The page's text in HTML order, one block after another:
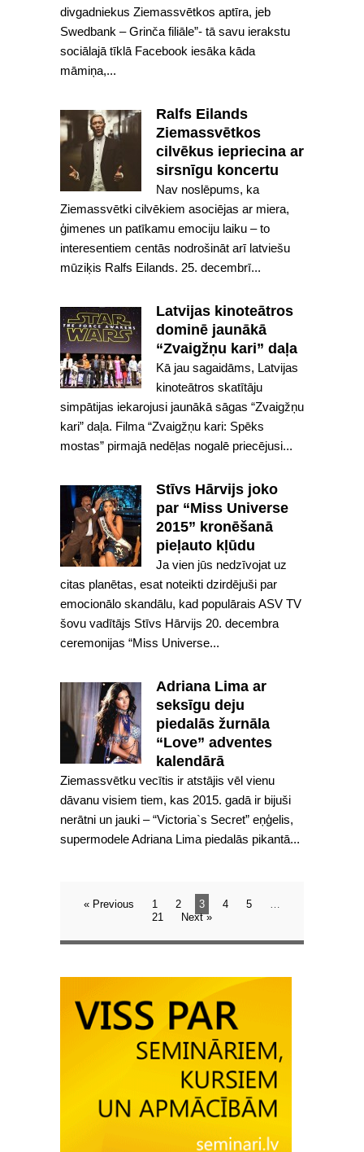
divgadniekus Ziemassvētkos aptīra, jeb
Swedbank – Grinča filiāle”- tā savu ierakstu
sociālajā tīklā Facebook iesāka kāda
māmiņa,...
Ralfs Eilands
Ziemassvētkos
cilvēkus iepriecina ar
sirsnīgu koncertu
Nav noslēpums, ka
Ziemassvētki cilvēkiem asociējas ar miera,
ģimenes un patīkamu emociju laiku – to
interesentiem centās nodrošināt arī latviešu
mūziķis Ralfs Eilands. 25. decembrī...
Latvijas kinoteātros
dominē jaunākā
“Zvaigžņu kari” daļa
Kā jau sagaidāms, Latvijas
kinoteātros skatītāju
simpātijas iekarojusi jaunākā sāgas “Zvaigžņu
kari” daļa. Filma “Zvaigžņu kari: Spēks
mostas” pirmajā nedēļas nogalē priecējusi...
Stīvs Hārvijs joko
par “Miss Universe
2015” kronēšanā
pieļauto kļūdu
Ja vien jūs nedzīvojat uz
citas planētas, esat noteikti dzirdējuši par
emocionālo skandālu, kad populārais ASV TV
šovu vadītājs Stīvs Hārvijs 20. decembra
ceremonijas “Miss Universe...
Adriana Lima ar
seksīgu deju
piedalās žurnāla
“Love” adventes
kalendārā
Ziemassvētku vecītis ir atstājis vēl vienu
dāvanu visiem tiem, kas 2015. gadā ir bijuši
nerātni un jauki – “Victoria`s Secret” eņģelis,
supermodele Adriana Lima piedalās pikantā...
« Previous 1 2 3 4 5
…
21
Next »